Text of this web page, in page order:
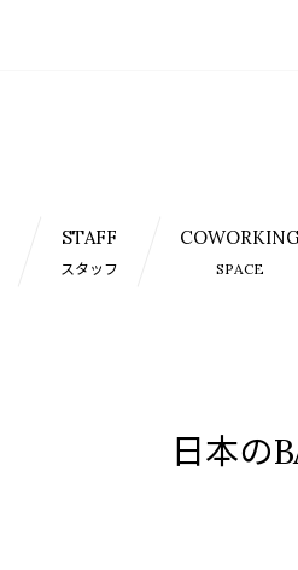
STAFF
スタッフ SPACE
日本の